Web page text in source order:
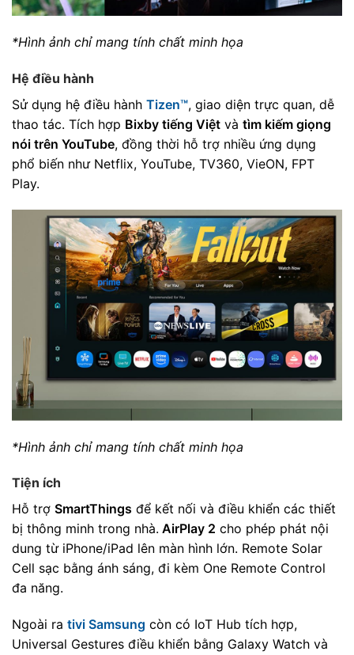
*Hình ảnh chỉ mang tính chất minh họa
Hệ điều hành
Sử dụng hệ điều hành Tizen™, giao diện trực quan, dễ
thao tác. Tích hợp Bixby tiếng Việt và tìm kiếm giọng
nói trên YouTube, đồng thời hỗ trợ nhiều ứng dụng
phổ biến như Netflix, YouTube, TV360, VieON, FPT
Play.
*Hình ảnh chỉ mang tính chất minh họa
Tiện ích
Hỗ trợ SmartThings để kết nối và điều khiển các thiết
bị thông minh trong nhà. AirPlay 2 cho phép phát nội
dung từ iPhone/iPad lên màn hình lớn. Remote Solar
Cell sạc bằng ánh sáng, đi kèm One Remote Control
đa năng.
Ngoài ra tivi Samsung còn có IoT Hub tích hợp,
Universal Gestures điều khiển bằng Galaxy Watch và